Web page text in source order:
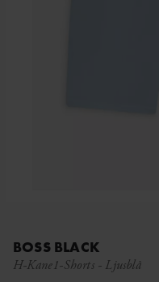
BOSS BLACK
H-Kane1-Shorts - Ljusblå